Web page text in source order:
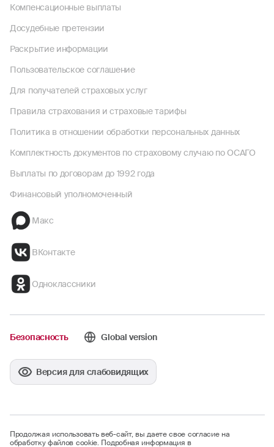
Компенсационные выплаты
Досудебные претензии
Раскрытие информации
Пользовательское соглашение
Для получателей страховых услуг
Правила страхования и страховые тарифы
Политика в отношении обработки персональных данных
Комплектность документов по страховому случаю по ОСАГО
Выплаты по договорам до 1992 года
Финансовый уполномоченный
Макс
ВКонтакте
Одноклассники
Безопасность Global version
Версия для слабовидящих
Продолжая использовать веб-сайт, вы даете свое согласие на
обработку файлов cookie. Подробная информация в